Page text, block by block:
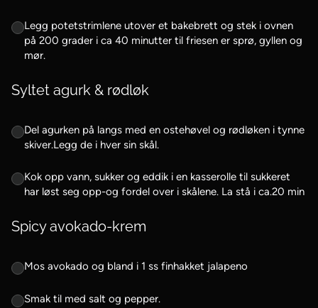
Legg potetstrimlene utover et bakebrett og stek i ovnen
på 200 grader i ca 40 minutter til friesen er sprø, gyllen og
mør.
Syltet agurk & rødløk
Del agurken på langs med en ostehøvel og rødløken i tynne
skiver.Legg de i hver sin skål.
Kok opp vann, sukker og eddik i en kasserolle til sukkeret
har løst seg opp-og fordel over i skålene. La stå i ca.20 min
Spicy avokado-krem
Mos avokado og bland i 1 ss finhakket jalapeno
Smak til med salt og pepper.